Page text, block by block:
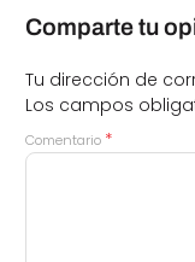
Comparte tu
Tu dirección de
Los campos
Comentario *